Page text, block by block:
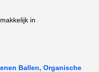
in
Ballen, Organische